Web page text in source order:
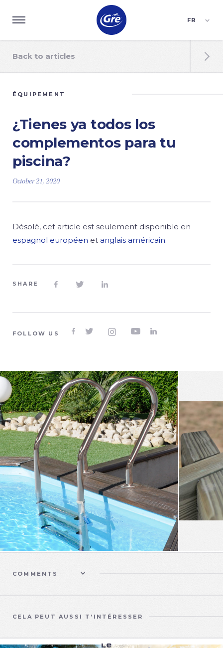
FR
Back to articles 
ÉQUIPEMENT
¿Tienes ya todos los
complementos para tu
piscina?
October 21, 2020
Désolé, cet article est seulement disponible en
espagnol européen et anglais américain.
SHARE   
FOLLOW US     
COMMENTS
CELA PEUT AUSSI T’INTÉRESSER
Le